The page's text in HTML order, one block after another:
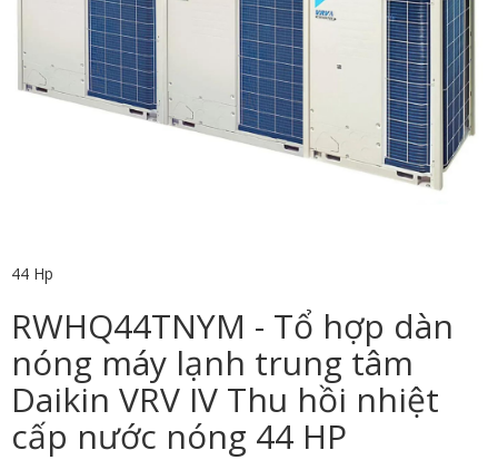
44 Hp
RWHQ44TNYM - Tổ hợp dàn
nóng máy lạnh trung tâm
Daikin VRV IV Thu hồi nhiệt
cấp nước nóng 44 HP